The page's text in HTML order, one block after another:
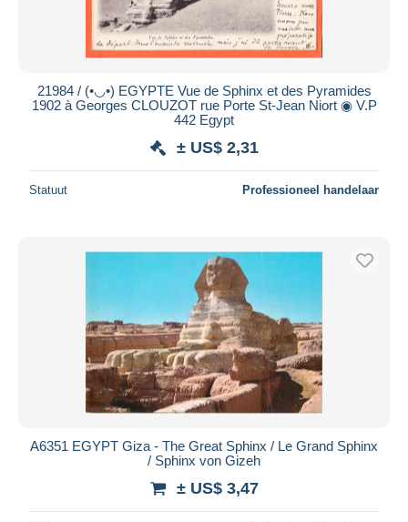
21984 / (•◡•) EGYPTE Vue de Sphinx et des Pyramides
1902 à Georges CLOUZOT rue Porte St-Jean Niort ◉ V.P
442 Egypt
± US$ 2,31
Statuut Professioneel handelaar
A6351 EGYPT Giza - The Great Sphinx / Le Grand Sphinx
/ Sphinx von Gizeh
± US$ 3,47